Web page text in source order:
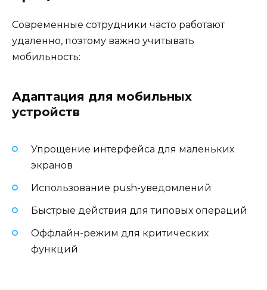
Современные сотрудники часто работают
удаленно, поэтому важно учитывать
мобильность:
Адаптация для мобильных
устройств
Упрощение интерфейса для маленьких
экранов
Использование push-уведомлений
Быстрые действия для типовых операций
Оффлайн-режим для критических
функций